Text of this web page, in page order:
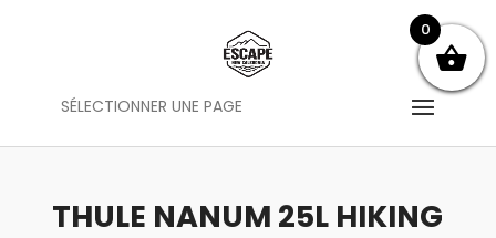
SÉLECTIONNER UNE PAGE
THULE NANUM 25L HIKING
0